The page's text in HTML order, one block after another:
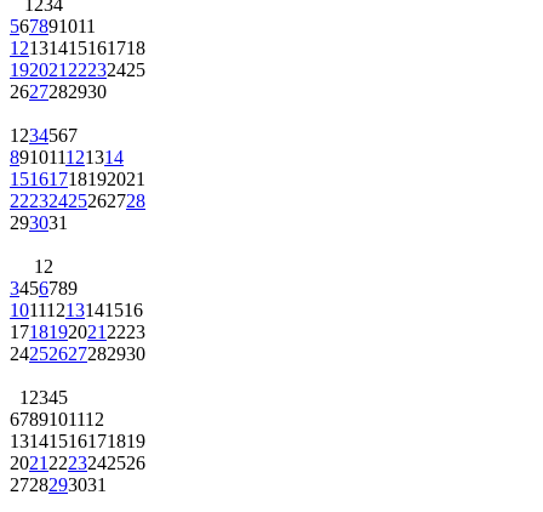
1 234
567891011
12131415161718
192021 22232425
2627282930
1 234567
891011121314
15161718192021
22232425262728
293031
1 2
3456789
10111213141516
1718192021 2223
24252627282930
1 2345
6789101112
13141516171819
2021 2223242526
2728293031